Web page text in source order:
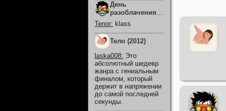
День
разоблачения
(2026)
Tenor: klass
Тело (2012)
laska008: Это
абсолютный шедевр
жанра с гениальным
финалом, который
держит в напряжении
до самой последней
секунды.